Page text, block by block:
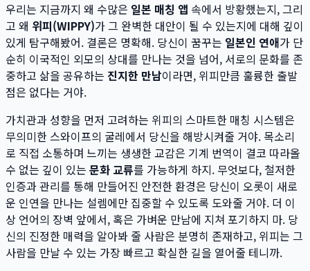
우리는 지금까지 왜 수많은 일본 매칭 앱 속에서 방황했는지, 그리
고 왜 위피(WIPPY)가 그 완벽한 대안이 될 수 있는지에 대해 깊이
있게 탐구해봤어. 결론은 명확해. 당신이 꿈꾸는 일본인 연애가 단
순히 이국적인 외모의 상대를 만나는 것을 넘어, 서로의 문화를 존
중하고 삶을 공유하는 진지한 만남이라면, 위피만큼 훌륭한 출발
점은 없다는 거야.
가치관과 성향을 먼저 고려하는 위피의 스마트한 매칭 시스템은
무의미한 스와이프의 굴레에서 당신을 해방시켜줄 거야. 목소리
로 직접 소통하며 느끼는 생생한 교감은 기계 번역이 결코 따라올
수 없는 깊이 있는 문화 교류를 가능하게 하지. 무엇보다, 철저한
인증과 관리를 통해 만들어진 안전한 환경은 당신이 오롯이 새로
운 인연을 만나는 설렘에만 집중할 수 있도록 도와줄 거야. 더 이
상 언어의 장벽 앞에서, 혹은 가벼운 만남에 지쳐 포기하지 마. 당
신의 진정한 매력을 알아봐 줄 사람은 분명히 존재하고, 위피는 그
사람을 만날 수 있는 가장 빠르고 확실한 길을 열어줄 테니까.